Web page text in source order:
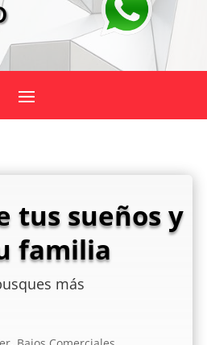
tus sueños y
familia
más